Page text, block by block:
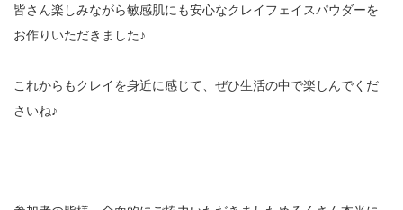
皆さん楽しみながら敏感肌にも安心なクレイフェイスパウダーを
お作りいただきました♪
これからもクレイを身近に感じて、ぜひ生活の中で楽しんでくだ
さいね♪